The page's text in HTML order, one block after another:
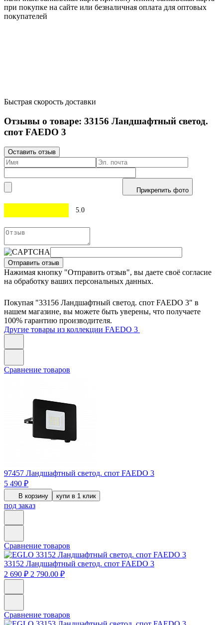
при покупке на сайте или безналичная оплата для оптовых
покупателей
Быстрая скорость доставки
Отзывы о товаре: 33156 Ландшафтный светод.
спот FAEDO 3
Оставить отзыв
Прикрепить фото
5.0
Отправить отзыв
Нажимая кнопку "Отправить отзыв", вы даете своё согласие
на обработку ваших персональных данных.
Покупая "33156 Ландшафтный светод. спот FAEDO 3" в
нашем магазине, вы можете быть уверены, что получаете
100% гарантию производителя.
Другие товары из коллекции FAEDO 3
Сравнение товаров
97457 Ландшафтный светод. спот FAEDO 3
5 490 ₽
В корзину купи в 1 клик
под заказ
Сравнение товаров
33152 Ландшафтный светод. спот FAEDO 3
2 690 ₽ 2 790.00 ₽
Сравнение товаров